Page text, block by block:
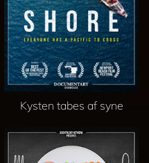
Kysten tabes af syne